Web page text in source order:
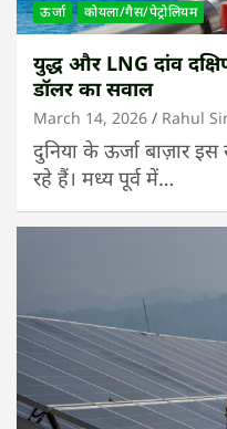
ऊर्जा कोयला/गैस/पेट्रोलियम
युद्ध और LNG दांव
डॉलर का सवाल
March 14, 2026 Rahul
दुनिया के ऊर्जा बाज़ार
रहे हैं। मध्य पूर्व में…